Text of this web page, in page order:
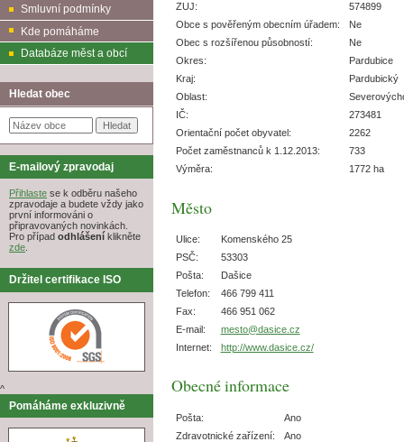
Smluvní podmínky
Kde pomáháme
Databáze měst a obcí
Hledat obec
E-mailový zpravodaj
Přihlaste se k odběru našeho
zpravodaje a budete vždy jako
první informováni o
připravovaných novinkách.
Pro případ odhlášení klikněte
zde.
Držitel certifikace ISO
^
Pomáháme exkluzivně
ZUJ:
574899
Obce s pověřeným obecním úřadem:
Ne
Obec s rozšířenou působností:
Ne
Okres:
Pardubice
Kraj:
Pardubický
Oblast:
IČ:
273481
Orientační počet obyvatel:
2262
Počet zaměstnanců k 1.12.2013:
733
Výměra:
1772 ha
Město
Ulice:
Komenského 25
PSČ:
53303
Pošta:
Dašice
Telefon:
466 799 411
Fax:
466 951 062
E-mail:
mesto@dasice.cz
Internet:
http://www.dasice.cz/
Obecné informace
Pošta:
Ano
Zdravotnické zařízení:
Ano